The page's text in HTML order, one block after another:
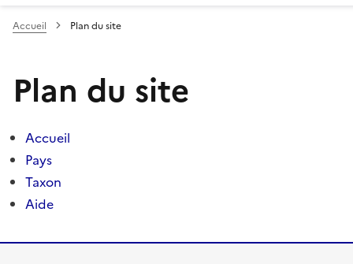
Accueil Plan du site
Plan du site
Accueil
Pays
Taxon
Aide